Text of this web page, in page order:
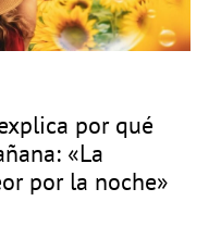
por qué
«La
por la noche»